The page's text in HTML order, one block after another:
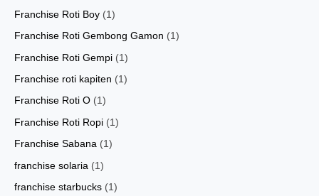
Franchise Roti Boy (1)
Franchise Roti Gembong Gamon (1)
Franchise Roti Gempi (1)
Franchise roti kapiten (1)
Franchise Roti O (1)
Franchise Roti Ropi (1)
Franchise Sabana (1)
franchise solaria (1)
franchise starbucks (1)